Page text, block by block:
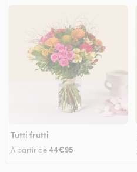
Tutti frutti
À partir de44€95